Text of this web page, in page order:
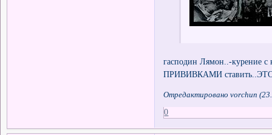
гасподин Лямон..-курение с
ПРИВИВКАМИ
Отредактировано vorchun
0